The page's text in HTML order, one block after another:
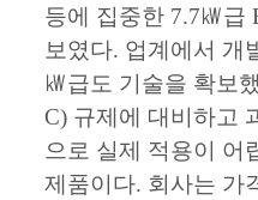
등에 집중한 7.7㎾급
보였다. 업계에서 개
㎾급도 기술을 확보
C) 규제에 대비하고
으로 실제 적용이 어
제품이다. 회사는 가